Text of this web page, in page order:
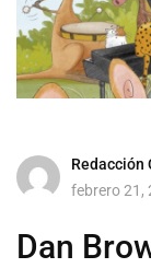
Redacción
febrero 21,
Dan